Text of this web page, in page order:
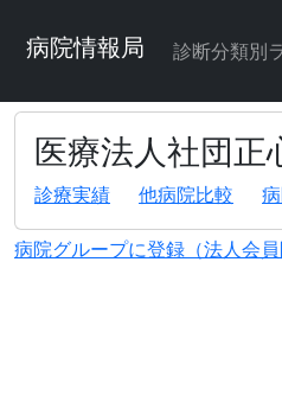
病院情報局 診断分類別
医療法人社団正
診療実績 他病院比較
病院グループに登録（法人会員